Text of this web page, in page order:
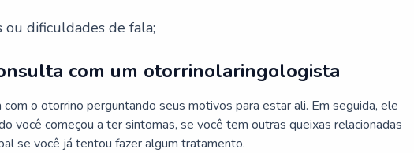
ou dificuldades de fala;
com um otorrinolaringologista
o otorrino perguntando seus motivos para estar ali. Em seguida, ele
você começou a ter sintomas, se você tem outras queixas relacionadas
se você já tentou fazer algum tratamento.